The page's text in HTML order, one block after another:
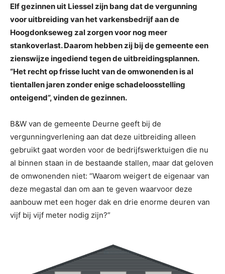
Elf gezinnen uit Liessel zijn bang dat de vergunning
voor uitbreiding van het varkensbedrijf aan de
Hoogdonkseweg zal zorgen voor nog meer
stankoverlast. Daarom hebben zij bij de gemeente een
zienswijze ingediend tegen de uitbreidingsplannen.
“Het recht op frisse lucht van de omwonenden is al
tientallen jaren zonder enige schadeloosstelling
onteigend”, vinden de gezinnen.
B&W van de gemeente Deurne geeft bij de
vergunningverlening aan dat deze uitbreiding alleen
gebruikt gaat worden voor de bedrijfswerktuigen die nu
al binnen staan in de bestaande stallen, maar dat geloven
de omwonenden niet: “Waarom weigert de eigenaar van
deze megastal dan om aan te geven waarvoor deze
aanbouw met een hoger dak en drie enorme deuren van
vijf bij vijf meter nodig zijn?”